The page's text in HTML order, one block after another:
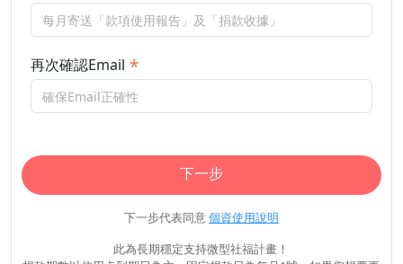
再次確認Email
下一步
下一步代表同意個資使用說明
此為長期穩定支持微型社福計畫！